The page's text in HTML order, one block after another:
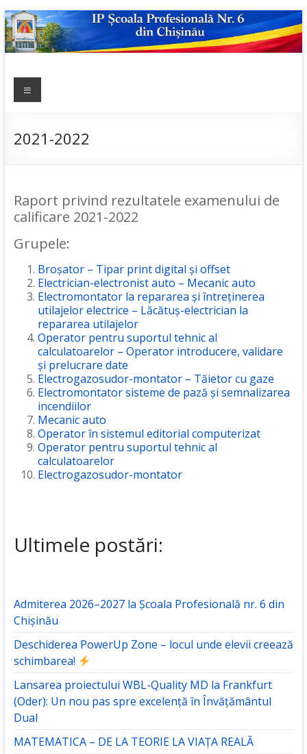
Skip
to
content
NR.6
scoala
nr.6; școală
2019;
Meniu
2021-2022
Raport privind rezultatele examenului de
calificare 2021-2022
Grupele:
Broșator – Tipar print digital și offset
Electrician-electronist auto – Mecanic auto
Electromontator la repararea și întreținerea
utilajelor electrice – Lăcătuș-electrician la
repararea utilajelor
Operator pentru suportul tehnic al
calculatoarelor – Operator introducere, validare
și prelucrare date
Electrogazosudor-montator – Tăietor cu gaze
Electromontator sisteme de pază și semnalizarea
incendiilor
Mecanic auto
Operator în sistemul editorial computerizat
Operator pentru suportul tehnic al
calculatoarelor
Electrogazosudor-montator
Ultimele postări:
Admiterea 2026–2027 la Școala Profesională nr. 6 din
Chișinău
Deschiderea PowerUp Zone – locul unde elevii creează
schimbarea!
Lansarea proiectului WBL-Quality MD la Frankfurt
(Oder): Un nou pas spre excelență în Învățământul
Dual
MATEMATICA – DE LA TEORIE LA VIAȚA REALĂ